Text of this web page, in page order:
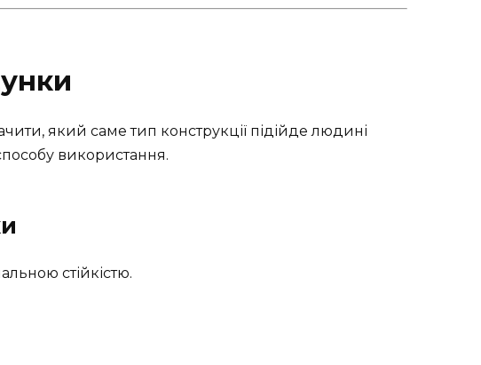
який саме тип конструкції підійде людині
використання.
стійкістю.